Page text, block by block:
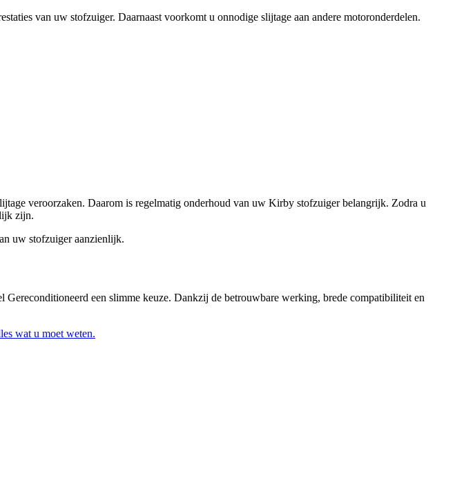
van uw stofzuiger. Daarnaast voorkomt u onnodige slijtage aan andere motoronderdelen.
veroorzaken. Daarom is regelmatig onderhoud van uw Kirby stofzuiger belangrijk. Zodra u
zijn.
uw stofzuiger aanzienlijk.
een slimme keuze. Dankzij de betrouwbare werking, brede compatibiliteit en
wat u moet weten.